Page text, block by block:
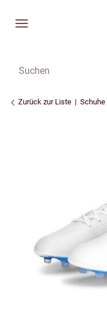
Zurück zur Liste Schuhe